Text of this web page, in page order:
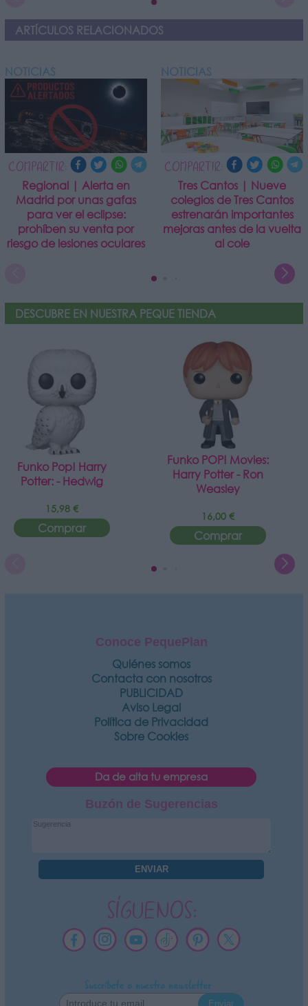
ARTÍCULOS RELACIONADOS
NOTICIAS
COMPARTIR:
Regional | Alerta en
Madrid por unas gafas
para ver el eclipse:
prohíben su venta por
riesgo de lesiones oculares
NOTICIAS
COMPARTIR:
Tres Cantos | Nueve
colegios de Tres Cantos
estrenarán importantes
mejoras antes de la vuelta
al cole
DESCUBRE EN NUESTRA PEQUE TIENDA
Funko Pop! Harry
Potter: - Hedwig
15,98 €
Comprar
Funko POP! Movies:
Harry Potter - Ron
Weasley
16,00 €
Comprar
Conoce PequePlan
Quiénes somos
Contacta con nosotros
PUBLICIDAD
Aviso Legal
Política de Privacidad
Sobre Cookies
Da de alta tu empresa
Buzón de Sugerencias
SÍGUENOS:
Suscríbete a nuestra newsletter